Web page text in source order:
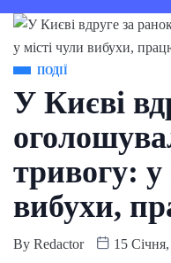
ПОДІЇ
У Києві
тривогу: у
вибухи,
By Redactor 15